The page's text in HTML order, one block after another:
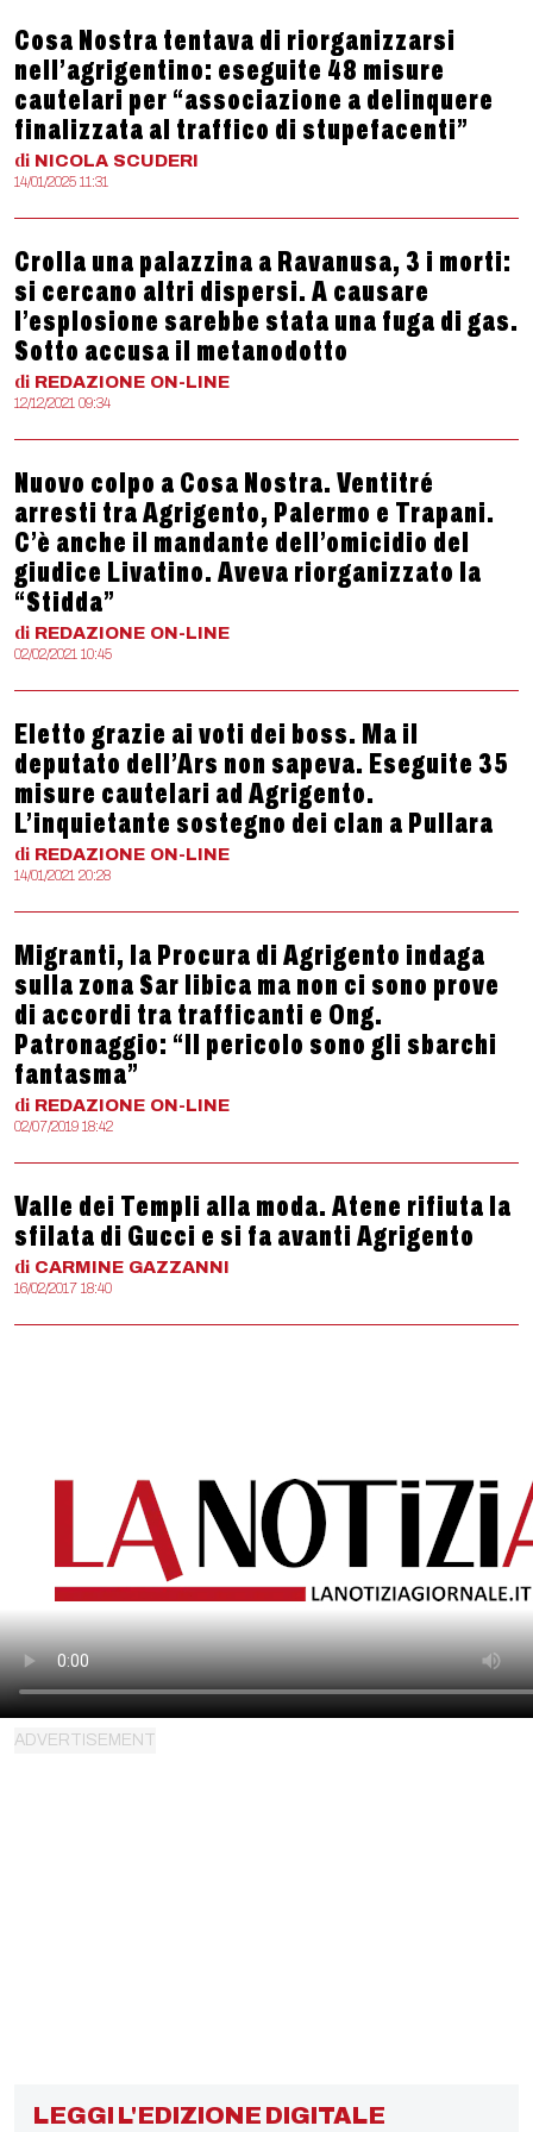
Cosa Nostra tentava di riorganizzarsi
nell’agrigentino: eseguite 48 misure
cautelari per “associazione a delinquere
finalizzata al traffico di stupefacenti”
di NICOLA SCUDERI
14/01/2025 11:31
Crolla una palazzina a Ravanusa, 3 i morti:
si cercano altri dispersi. A causare
l’esplosione sarebbe stata una fuga di gas.
Sotto accusa il metanodotto
di REDAZIONE ON-LINE
12/12/2021 09:34
Nuovo colpo a Cosa Nostra. Ventitré
arresti tra Agrigento, Palermo e Trapani.
C’è anche il mandante dell’omicidio del
giudice Livatino. Aveva riorganizzato la
“Stidda”
di REDAZIONE ON-LINE
02/02/2021 10:45
Eletto grazie ai voti dei boss. Ma il
deputato dell’Ars non sapeva. Eseguite 35
misure cautelari ad Agrigento.
L’inquietante sostegno dei clan a Pullara
di REDAZIONE ON-LINE
14/01/2021 20:28
Migranti, la Procura di Agrigento indaga
sulla zona Sar libica ma non ci sono prove
di accordi tra trafficanti e Ong.
Patronaggio: “Il pericolo sono gli sbarchi
fantasma”
di REDAZIONE ON-LINE
02/07/2019 18:42
Valle dei Templi alla moda. Atene rifiuta la
sfilata di Gucci e si fa avanti Agrigento
di CARMINE GAZZANNI
16/02/2017 18:40
LEGGI L'EDIZIONE DIGITALE